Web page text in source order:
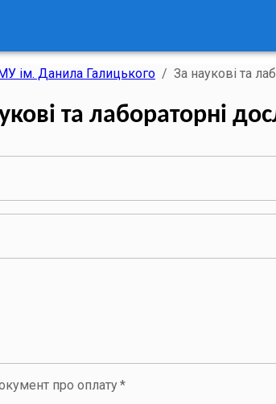
ім. Данила Галицького / За наукові та
та лабораторні
про оплату*